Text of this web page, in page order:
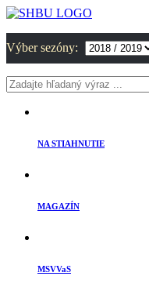
Výber sezóny:
NA STIAHNUTIE
MAGAZÍN
MSVVaS